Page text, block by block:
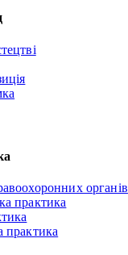
органів
практика
практика